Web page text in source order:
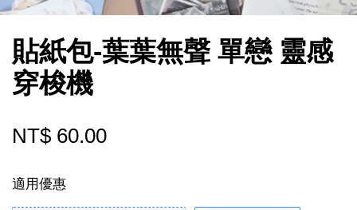
貼紙包-葉葉無聲 單戀 靈感
穿梭機
NT$ 60.00
適用優惠